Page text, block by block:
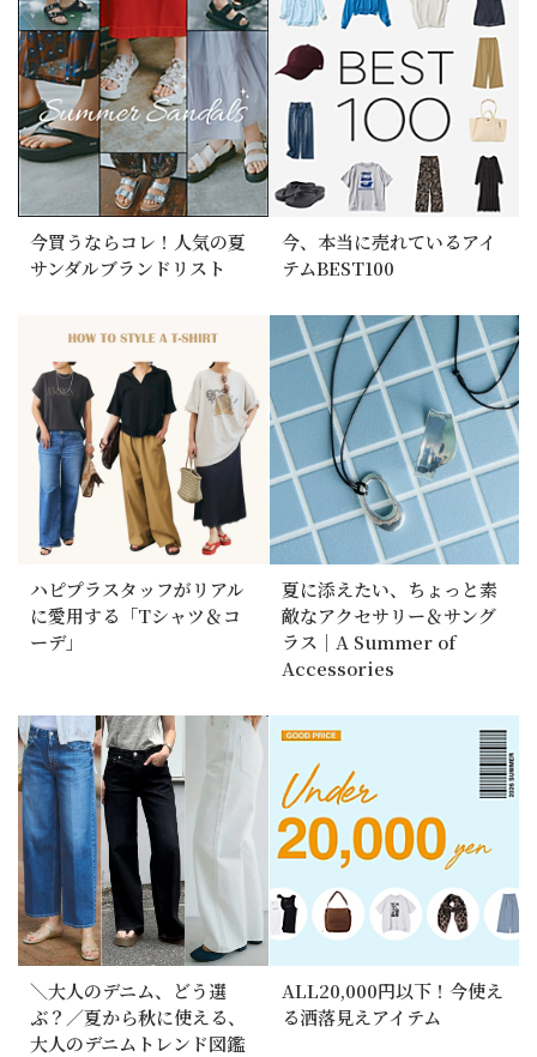
今買うならコレ！人気の夏
サンダルブランドリスト
今、本当に売れているアイ
テムBEST100
ハピプラスタッフがリアル
に愛用する「Tシャツ＆コ
ーデ」
夏に添えたい、ちょっと素
敵なアクセサリー＆サング
ラス｜A Summer of
Accessories
＼大人のデニム、どう選
ぶ？／夏から秋に使える、
大人のデニムトレンド図鑑
ALL20,000円以下！今使え
る洒落見えアイテム